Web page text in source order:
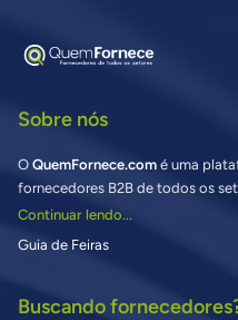
Sobre nós
O QuemFornece.com é uma
fornecedores B2B de todos os
Continuar lendo...
Guia de Feiras
Buscando